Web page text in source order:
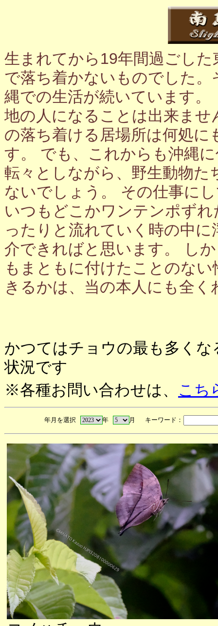
生まれてから19年間過ごし
で落ち着かないものでした
縄での生活が続いています
地の人になることは出来ま
の落ち着ける居場所は何処
す。 でも、これからも沖縄
転々としながら、野生動物
ないでしょう。 その仕事に
いつもどこかワンテンポず
ったりと流れていく時の中
介できればと思います。 し
もまともに付けたことのな
きるかは、当の本人にも全く
かつてはチョウの最も多く
状況です
※各種お問い合わせは、 こち
年月を選択 年 月 キーワード：